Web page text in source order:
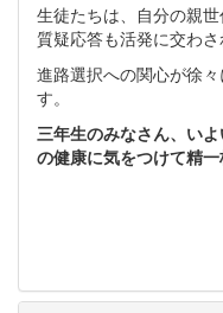
生徒たちは、自分の親世
質疑応答も活発に交わさ
進路選択への関心が徐
す。
三年生のみなさん、い
の健康に気をつけて精一